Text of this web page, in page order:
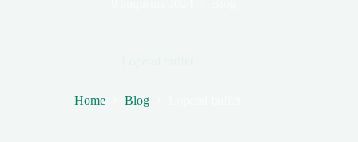
Home Blog